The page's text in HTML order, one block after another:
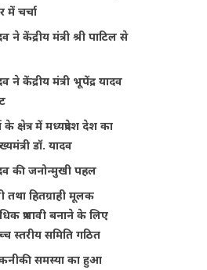
में चर्चा
ने केंद्रीय मंत्री श्री पाटिल से
ने केंद्रीय मंत्री भूपेंद्र यादव
क्षेत्र में मध्यप्रदेश देश का
डॉ. यादव
की जनोन्मुखी पहल
हितग्राही मूलक
प्रभावी बनाने के लिए
स्तरीय समिति गठित
समस्या का हुआ